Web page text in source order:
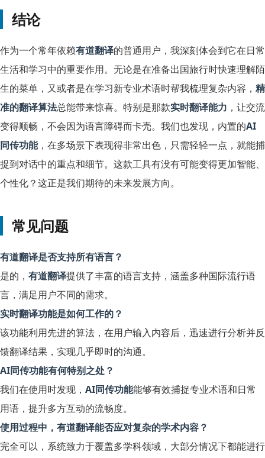
结论
作为一个常年依赖有道翻译的普通用户，我深刻体会到它在日常
生活和学习中的重要作用。无论是在准备出国旅行时快速理解陌
生的菜单，又或者是在学习新专业术语时帮我梳理复杂内容， 精
准的翻译算法总能带来惊喜。特别是那款实时翻译能力 ，让交流
变得顺畅，不会因为语言障碍而卡壳。我们也发现，内置的AI
同传功能，在多场景下表现得非常出色，只需轻轻一点，就能捕
捉到对话中的重点和细节。这款工具有没有可能变得更加智能、
个性化？这正是我们期待的未来发展方向。
常见问题
有道翻译是否支持所有语言？
是的， 有道翻译提供了丰富的语言支持，涵盖多种国际流行语
言，满足用户不同的需求。
实时翻译功能是如何工作的？
该功能利用先进的算法，在用户输入内容后，迅速进行分析并反
馈翻译结果，实现几乎即时的沟通。
AI同传功能有何特别之处？
我们在使用时发现， AI同传功能能够有效捕捉专业术语和日常
用语，提升多方互动的流畅度。
使用过程中，有道翻译能否应对复杂的学术内容？
完全可以，系统致力于覆盖多学科领域，大部分情况下都能进行